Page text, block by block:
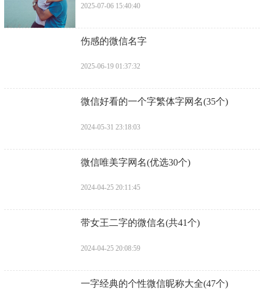
2025-07-06 15:40:40
伤感的微信名字
2025-06-19 01:37:32
​微信好看的一个字繁体字网名(35个)
2024-05-31 23:18:03
​微信唯美字网名(优选30个)
2024-04-25 20:11:45
​带女王二字的微信名(共41个)
2024-04-25 20:08:59
​一字经典的个性微信昵称大全(47个)